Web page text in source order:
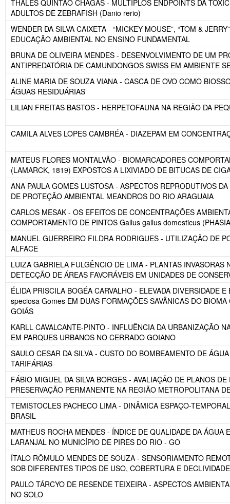
THALES QUINTÃO CHAGAS - MÚLTIPLOS ENDPOINTS DA
ADULTOS DE ZEBRAFISH (Danio rerio)
WENDER DA SILVA CAIXETA - “MICKEY MOUSE”, “TOM &
EDUCAÇÃO AMBIENTAL NO ENSINO FUNDAMENTAL
BRUNA DE OLIVEIRA MENDES - DESENVOLVIMENTO DE UM
ANTIPREDATÓRIA DE CAMUNDONGOS SWISS EM AMBIENTE
ALINE MARIA DE SOUZA VIANA - CASCA DE OVO COMO
ÁGUAS RESIDUÁRIAS
LILIAN FREITAS BASTOS - HERPETOFAUNA NA REGIÃO DA
CAMILA ALVES LOPES CAMBRÉA - DIAZEPAM EM
MATEUS FLORES MONTALVÃO - BIOMARCADORES
(LAMARCK, 1819) EXPOSTOS A LIXIVIADO DE BITUCAS DE
ANA PAULA GOMES LUSTOSA - ASPECTOS REPRODUTIVOS
DE PROTEÇÃO AMBIENTAL MEANDROS DO RIO ARAGUAIA
CARLOS MESAK - OS EFEITOS DE CONCENTRAÇÕES
COMPORTAMENTO DE PINTOS Gallus gallus domesticus
MANUEL GUERREIRO FILDRA RODRIGUES - UTILIZAÇÃO DE
ALFACE
LUIZA GABRIELA FULGÊNCIO DE LIMA - PLANTAS
DETECÇÃO DE ÁREAS FAVORÁVEIS EM UNIDADES DE
ÉLIDA PRISCILA BOGÉA CARVALHO - ELEVADA DIVERSIDADE
speciosa Gomes EM DUAS FORMAÇÕES SAVÂNICAS DO
GOIÁS
KARLL CAVALCANTE-PINTO - INFLUÊNCIA DA URBANIZAÇÃO
EM PARQUES URBANOS NO CERRADO GOIANO
SAULO CESAR DA SILVA - CUSTO DO BOMBEAMENTO DE
TARIFÁRIAS
FÁBIO MIGUEL DA SILVA BORGES - AVALIAÇÃO DE PLANOS
PRESERVAÇÃO PERMANENTE NA REGIÃO METROPOLITANA
TEMISTOCLES PACHECO LIMA - DINÂMICA ESPAÇO-
BRASIL
MATHEUS ROCHA MENDES - ÍNDICE DE QUALIDADE DA
LARANJAL NO MUNICÍPIO DE PIRES DO RIO - GO
ÍTALO RÔMULO MENDES DE SOUZA - SENSORIAMENTO
SOB DIFERENTES TIPOS DE USO, COBERTURA E
PAULO TÁRCYO DE RESENDE TEIXEIRA - ASPECTOS
NO SOLO